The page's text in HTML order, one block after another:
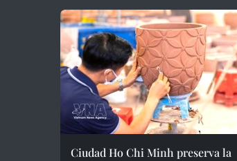
Ciudad Ho Chi Minh preserva la